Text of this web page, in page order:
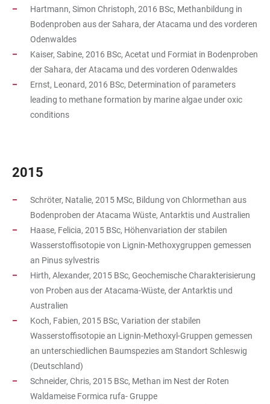
Hartmann, Simon Christoph, 2016 BSc, Methanbildung in
Bodenproben aus der Sahara, der Atacama und des vorderen
Odenwaldes
Kaiser, Sabine, 2016 BSc, Acetat und Formiat in Bodenproben
der Sahara, der Atacama und des vorderen Odenwaldes
Ernst, Leonard, 2016 BSc, Determination of parameters
leading to methane formation by marine algae under oxic
conditions
2015
Schröter, Natalie, 2015 MSc, Bildung von Chlormethan aus
Bodenproben der Atacama Wüste, Antarktis und Australien
Haase, Felicia, 2015 BSc, Höhenvariation der stabilen
Wasserstoffisotopie von Lignin-Methoxygruppen gemessen
an Pinus sylvestris
Hirth, Alexander, 2015 BSc, Geochemische Charakterisierung
von Proben aus der Atacama-Wüste, der Antarktis und
Australien
Koch, Fabien, 2015 BSc, Variation der stabilen
Wasserstoffisotopie an Lignin-Methoxyl-Gruppen gemessen
an unterschiedlichen Baumspezies am Standort Schleswig
(Deutschland)
Schneider, Chris, 2015 BSc, Methan im Nest der Roten
Waldameise Formica rufa- Gruppe